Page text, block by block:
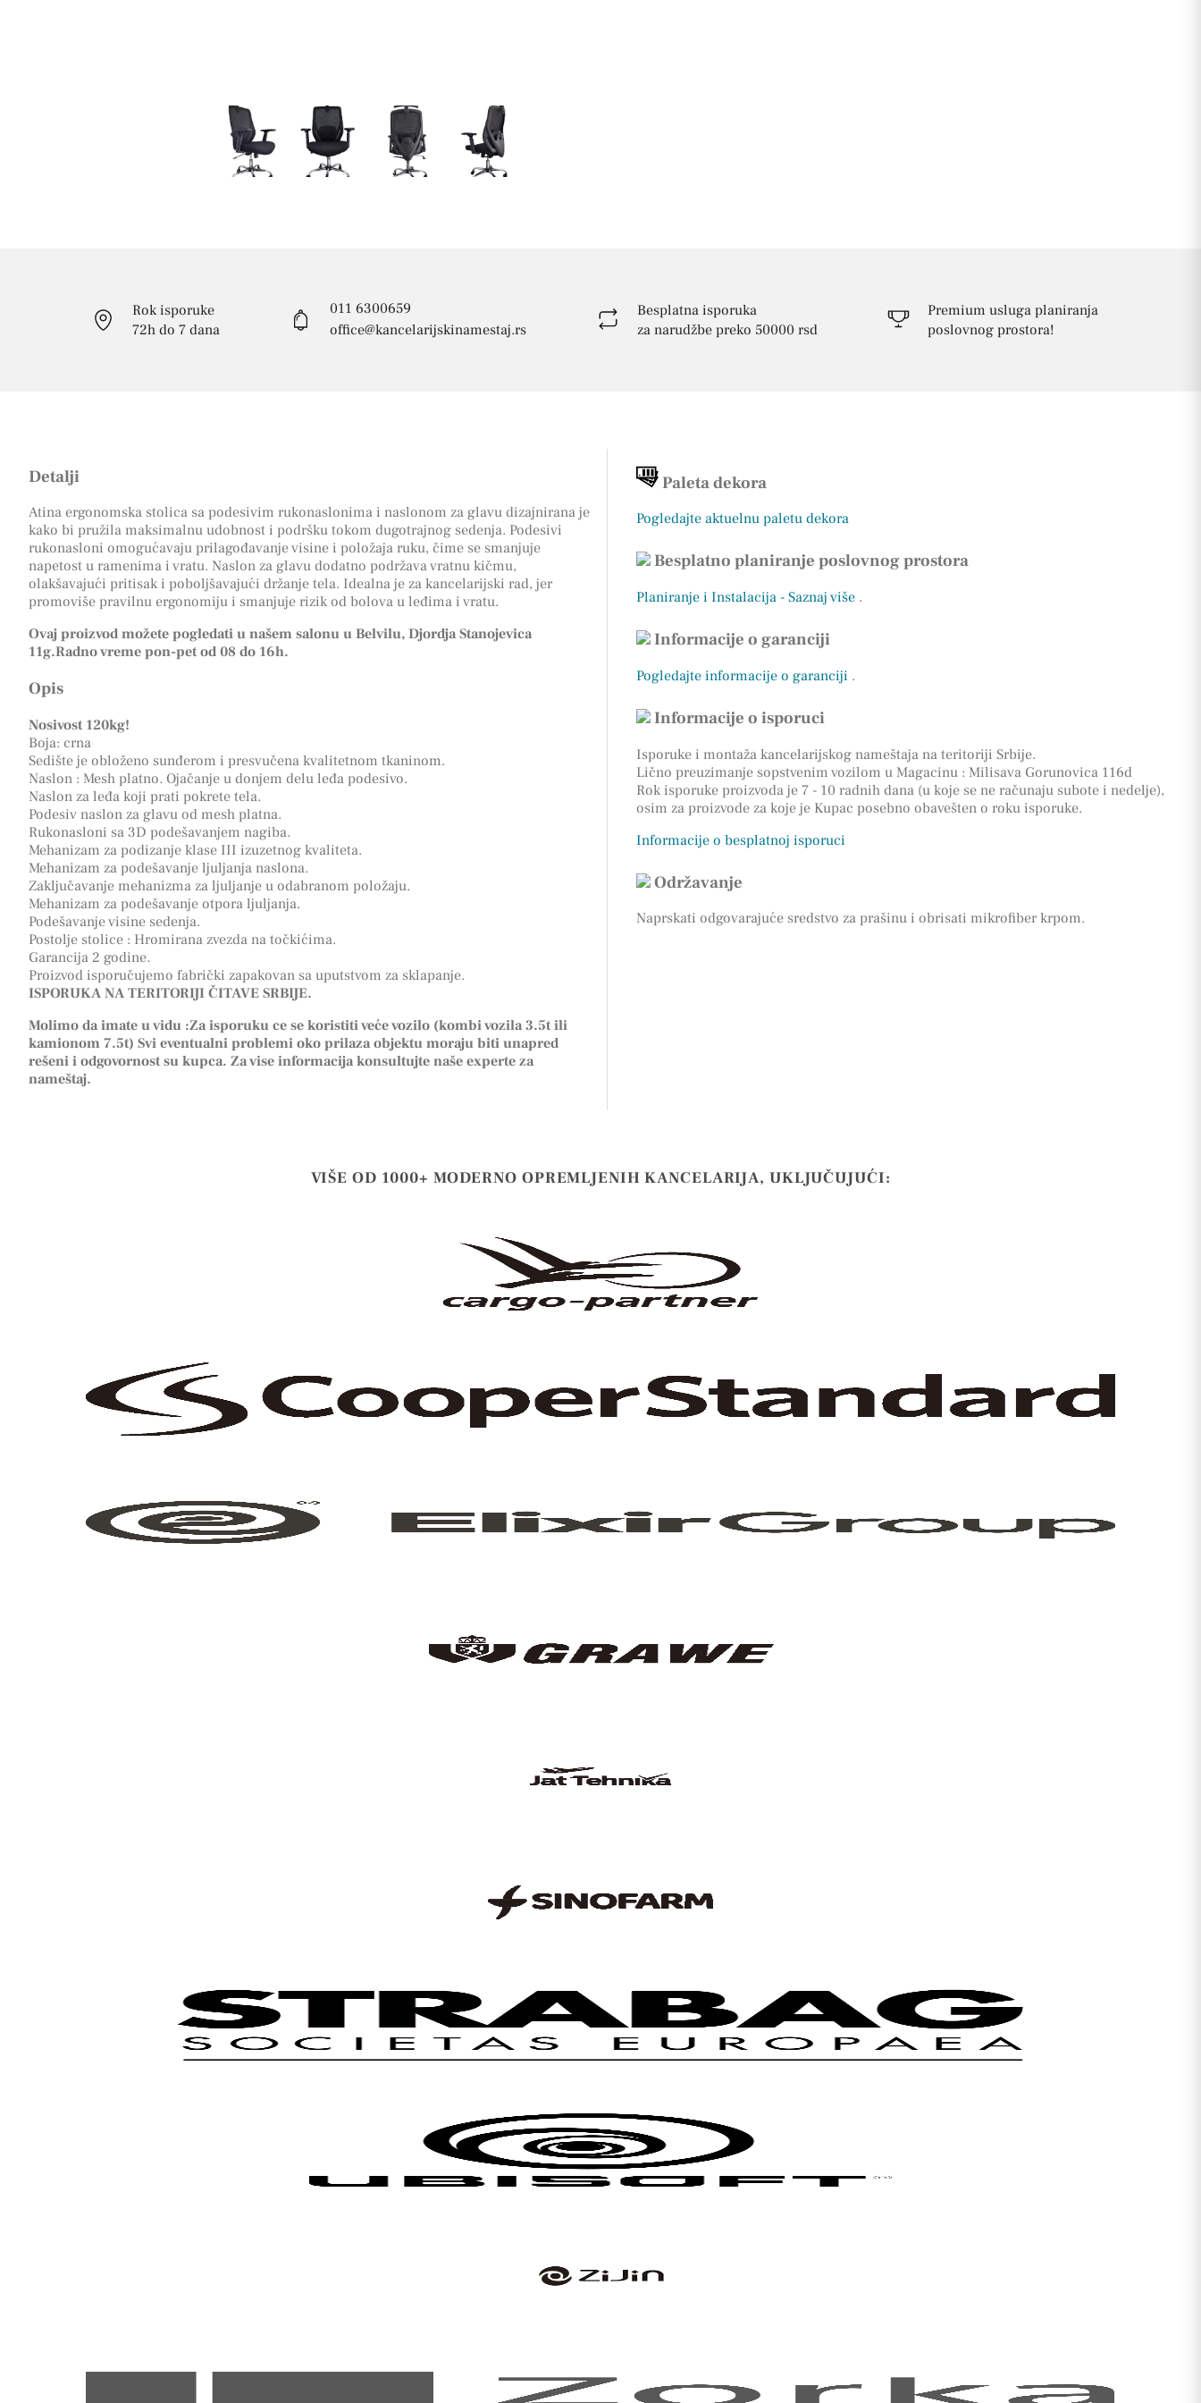
Rok isporuke
72h do 7 dana
011 6300659
office@kancelarijskinamestaj.rs
Besplatna isporuka
za narudžbe preko 50000 rsd
Premium usluga planiranja
poslovnog prostora!
Detalji
Atina ergonomska stolica sa podesivim rukonaslonima i naslonom za glavu dizajnirana je
kako bi pružila maksimalnu udobnost i podršku tokom dugotrajnog sedenja. Podesivi
rukonasloni omogućavaju prilagođavanje visine i položaja ruku, čime se smanjuje
napetost u ramenima i vratu. Naslon za glavu dodatno podržava vratnu kičmu,
olakšavajući pritisak i poboljšavajući držanje tela. Idealna je za kancelarijski rad, jer
promoviše pravilnu ergonomiju i smanjuje rizik od bolova u leđima i vratu.
Ovaj proizvod možete pogledati u našem salonu u Belvilu, Djordja Stanojevica
11g.Radno vreme pon-pet od 08 do 16h.
Opis
Nosivost 120kg!
Boja: crna
Sedište je obloženo sunđerom i presvučena kvalitetnom tkaninom.
Naslon : Mesh platno. Ojačanje u donjem delu leđa podesivo.
Naslon za leđa koji prati pokrete tela.
Podesiv naslon za glavu od mesh platna.
Rukonasloni sa 3D podešavanjem nagiba.
Mehanizam za podizanje klase III izuzetnog kvaliteta.
Mehanizam za podešavanje ljuljanja naslona.
Zaključavanje mehanizma za ljuljanje u odabranom položaju.
Mehanizam za podešavanje otpora ljuljanja.
Podešavanje visine sedenja.
Postolje stolice : Hromirana zvezda na točkićima.
Garancija 2 godine.
Proizvod isporučujemo fabrički zapakovan sa uputstvom za sklapanje.
ISPORUKA NA TERITORIJI ČITAVE SRBIJE.
Molimo da imate u vidu :Za isporuku ce se koristiti veće vozilo (kombi vozila 3.5t ili
kamionom 7.5t) Svi eventualni problemi oko prilaza objektu moraju biti unapred
rešeni i odgovornost su kupca. Za vise informacija konsultujte naše experte za
nameštaj.
Paleta dekora
Pogledajte aktuelnu paletu dekora
Besplatno planiranje poslovnog prostora
Planiranje i Instalacija - Saznaj više .
Informacije o garanciji
Pogledajte informacije o garanciji .
Informacije o isporuci
Isporuke i montaža kancelarijskog nameštaja na teritoriji Srbije.
Lično preuzimanje sopstvenim vozilom u Magacinu : Milisava Gorunovica 116d
Rok isporuke proizvoda je 7 - 10 radnih dana (u koje se ne računaju subote i nedelje),
osim za proizvode za koje je Kupac posebno obavešten o roku isporuke.
Informacije o besplatnoj isporuci
Održavanje
Naprskati odgovarajuće sredstvo za prašinu i obrisati mikrofiber krpom.
VIŠE OD 1000+ MODERNO OPREMLJENIH KANCELARIJA, UKLJUČUJUĆI: